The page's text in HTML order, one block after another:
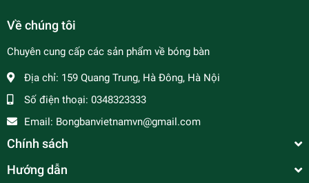
Về chúng tôi
Chuyên cung cấp các sản phẩm về bóng bàn
Địa chỉ: 159 Quang Trung, Hà Đông, Hà Nội
Số điện thoại: 0348323333
Email: Bongbanvietnamvn@gmail.com
Chính sách
Hướng dẫn